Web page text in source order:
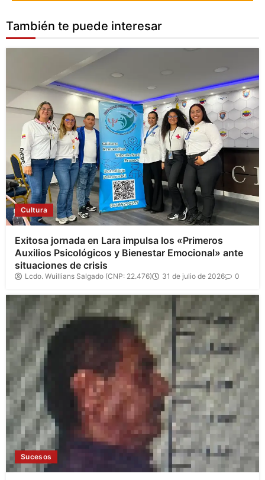
También te puede interesar
Cultura
Exitosa jornada en Lara impulsa los «Primeros
Auxilios Psicológicos y Bienestar Emocional» ante
situaciones de crisis
Lcdo. Wuillians Salgado (CNP: 22.476) 31 de julio de 2026 0
Sucesos